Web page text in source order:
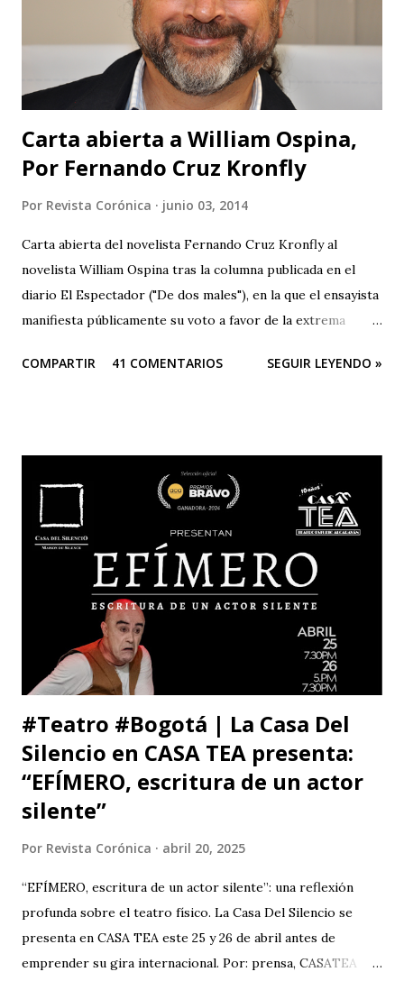
Carta abierta a William Ospina,
Por Fernando Cruz Kronfly
Por Revista Corónica junio 03, 2014
Carta abierta del novelista Fernando Cruz Kronfly al
novelista William Ospina tras la columna publicada en el
diario El Espectador ("De dos males"), en la que el ensayista
manifiesta públicamente su voto a favor de la extrema
de Colombia. Aquí la columna de Ospina . Revista Corónica
está claro y nada de esto se afectará. Pero, la publicidad de
tu documento me obliga a hablarte en público. Entonces,
debo decirte que tu decisión de preferir al Zorro sobre el
Santo me ha llenado de estupor. No necesitabas explicarla
de una manera tan aterradora. Lo de menos es tu voto
anunciado, del que eres libre y soberano. Se trata de una
decisión que, por supuesto, no comparto pero que
respeto. Así es como suele decirse, con educación? Pero, lo
que me ll...
COMPARTIR 41 COMENTARIOS SEGUIR LEYENDO »
#Teatro #Bogotá | La Casa Del
Silencio en CASA TEA presenta:
“EFÍMERO, escritura de un actor
silente”
Por Revista Corónica abril 20, 2025
“EFÍMERO, escritura de un actor silente”: una reflexión
profunda sobre el teatro físico. La Casa Del Silencio se
presenta en CASA TEA este 25 y 26 de abril antes de
emprender su gira internacional. Por: prensa, CASATEA